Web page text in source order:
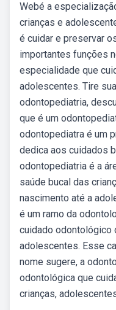
Webé a
crianças e
é cuidar e preservar
importantes funções
especialidade que
adolescentes. Tire
odontopediatria,
que é um
odontopediatra é um
dedica aos cuidados
odontopediatria é a
saúde bucal das
nascimento até a
é um ramo da
cuidado odontológico
adolescentes. Esse
nome sugere, a
odontológica que
crianças,